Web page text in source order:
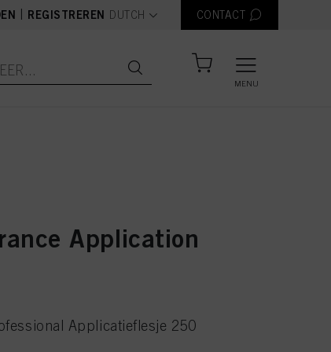
REGISTREREN text.language
DUTCH CONTACT
MENU
Application
Applicatieflesje 250